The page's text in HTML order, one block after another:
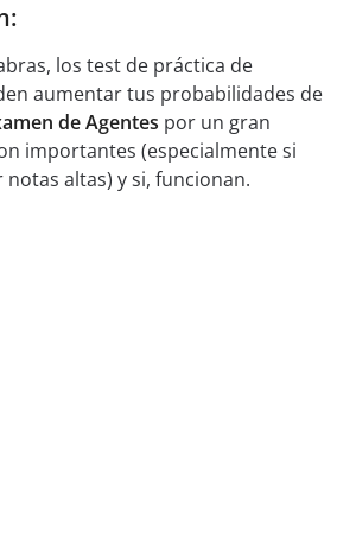
los test de práctica de
aumentar tus probabilidades de
de Agentes por un gran
importantes (especialmente si
altas) y si, funcionan.